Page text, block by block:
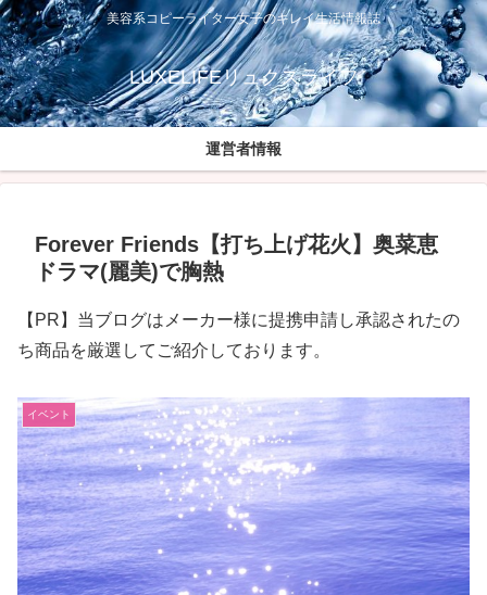
美容系コピーライター女子のキレイ生活情報誌
LUXELIFEリュクスライフ
運営者情報
Forever Friends【打ち上げ花火】奥菜恵
ドラマ(麗美)で胸熱
【PR】当ブログはメーカー様に提携申請し承認されたの
ち商品を厳選してご紹介しております。
イベント